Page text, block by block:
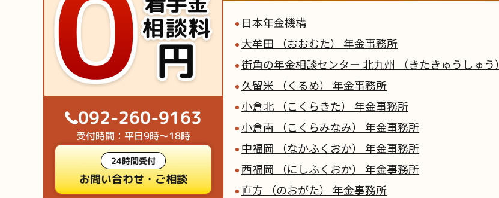
日本年金機構
大牟田 （おおむた） 年金事務所
街角の年金相談センター 北九州 （きたきゅうしゅう）
久留米 （くるめ） 年金事務所
小倉北 （こくらきた） 年金事務所
小倉南 （こくらみなみ） 年金事務所
中福岡 （なかふくおか） 年金事務所
西福岡 （にしふくおか） 年金事務所
直方 （のおがた） 年金事務所
092-260-9163
受付時間：平日9時～18時
24時間受付
お問い合わせ・ご相談